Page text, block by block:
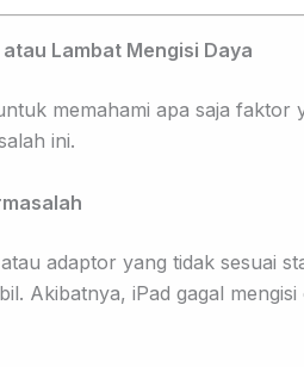
Lambat Mengisi Daya
memahami apa saja faktor
ini.
adaptor yang tidak sesuai
Akibatnya, iPad gagal mengisi